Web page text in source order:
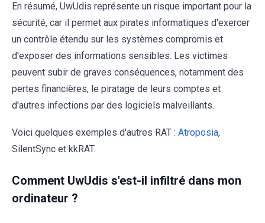
En résumé, UwUdis représente un risque important pour la
sécurité, car il permet aux pirates informatiques d'exercer
un contrôle étendu sur les systèmes compromis et
d'exposer des informations sensibles. Les victimes
peuvent subir de graves conséquences, notamment des
pertes financières, le piratage de leurs comptes et
d'autres infections par des logiciels malveillants.
Voici quelques exemples d'autres RAT : Atroposia,
SilentSync et kkRAT.
Comment UwUdis s'est-il infiltré dans mon
ordinateur ?